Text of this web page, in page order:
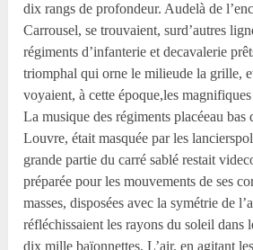
dix rangs de profondeur. Audelà de
Carrousel, se trouvaient, surd’autres
régiments d’infanterie et decavalerie
triomphal qui orne le milieude la grille,
voyaient, à cette époque,les
La musique des régiments placéeau bas
Louvre, était masquée par les
grande partie du carré sablé restait
préparée pour les mouvements de ses
masses, disposées avec la symétrie de
réfléchissaient les rayons du soleil dans
dix mille baïonnettes. L’air, en agitant